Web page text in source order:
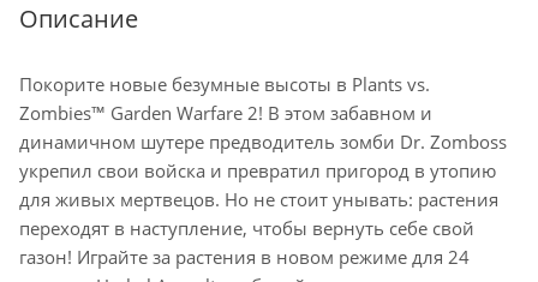
Описание
Покорите новые безумные высоты в Plants vs.
Zombies™ Garden Warfare 2! В этом забавном и
динамичном шутере предводитель зомби Dr. Zomboss
укрепил свои войска и превратил пригород в утопию
для живых мертвецов. Но не стоит унывать: растения
переходят в наступление, чтобы вернуть себе свой
газон! Играйте за растения в новом режиме для 24